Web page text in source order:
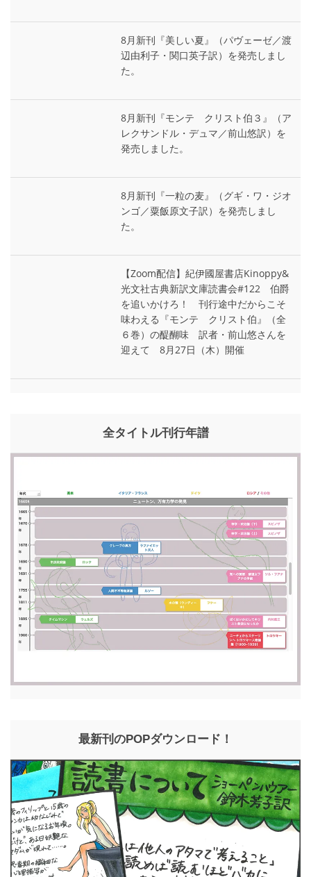
8月新刊『美しい夏』（パヴェーゼ／渡
辺由利子・関口英子訳）を発売しまし
た。
8月新刊『モンテ゠クリスト伯３』（ア
レクサンドル・デュマ／前山悠訳）を
発売しました。
8月新刊『一粒の麦』（グギ・ワ・ジオ
ンゴ／粟飯原文子訳）を発売しまし
た。
【Zoom配信】紀伊國屋書店Kinoppy&
光文社古典新訳文庫読書会#122 伯爵
を追いかけろ！ 刊行途中だからこそ
味わえる『モンテ゠クリスト伯』（全
６巻）の醍醐味 訳者・前山悠さんを
迎えて 8月27日（木）開催
全タイトル刊行年譜
最新刊のPOPダウンロード！